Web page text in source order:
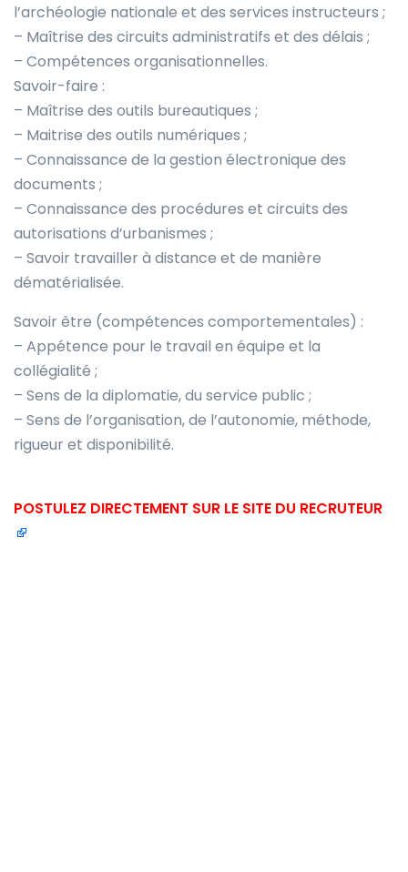
l’archéologie nationale et des services instructeurs ;
– Maîtrise des circuits administratifs et des délais ;
– Compétences organisationnelles.
Savoir-faire :
– Maîtrise des outils bureautiques ;
– Maitrise des outils numériques ;
– Connaissance de la gestion électronique des
documents ;
– Connaissance des procédures et circuits des
autorisations d’urbanismes ;
– Savoir travailler à distance et de manière
dématérialisée.
Savoir être (compétences comportementales) :
– Appétence pour le travail en équipe et la
collégialité ;
– Sens de la diplomatie, du service public ;
– Sens de l’organisation, de l’autonomie, méthode,
rigueur et disponibilité.
POSTULEZ DIRECTEMENT SUR LE SITE DU RECRUTEUR